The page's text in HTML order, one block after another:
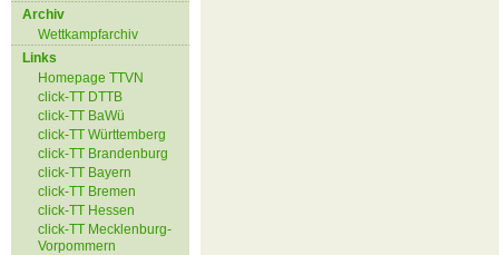
Archiv
Wettkampfarchiv
Links
Homepage TTVN
click-TT DTTB
click-TT BaWü
click-TT Württemberg
click-TT Brandenburg
click-TT Bayern
click-TT Bremen
click-TT Hessen
click-TT Mecklenburg-
Vorpommern